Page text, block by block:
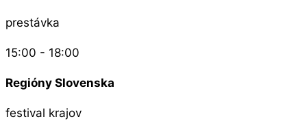
prestávka
15:00 - 18:00
Regióny Slovenska
festival krajov